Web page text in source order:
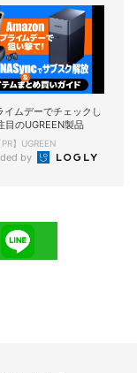
イムデーでチェックし
目のUGREEN製品
PR】UGREEN
by